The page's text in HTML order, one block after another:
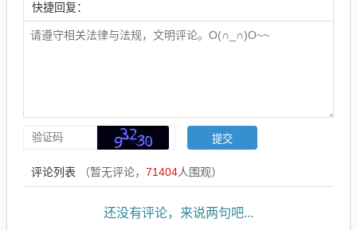
快捷回复：
评论列表 （暂无评论， 71404人围观）
还没有评论，来说两句吧...